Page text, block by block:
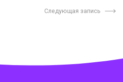
Следующая запись